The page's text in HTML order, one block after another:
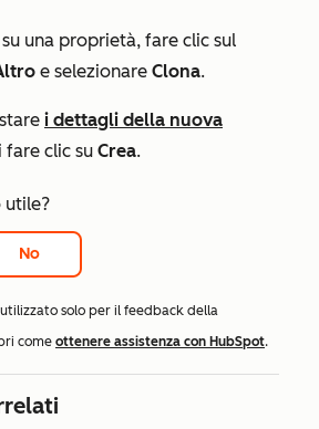
su una proprietà, fare clic sul
e selezionare Clona.
i dettagli della nuova
fare clic su Crea.
utile?
No
solo per il feedback della
come ottenere assistenza con HubSpot.